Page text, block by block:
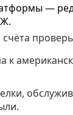
—
к